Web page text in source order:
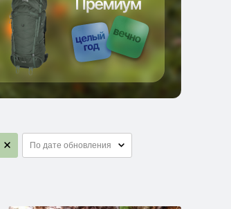
По дате обновления